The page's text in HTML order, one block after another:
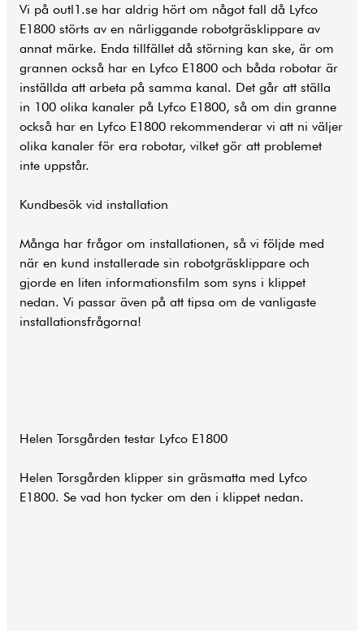
Vi på outl1.se har aldrig hört om något fall då Lyfco
E1800 störts av en närliggande robotgräsklippare av
annat märke. Enda tillfället då störning kan ske, är om
grannen också har en Lyfco E1800 och båda robotar är
inställda att arbeta på samma kanal. Det går att ställa
in 100 olika kanaler på Lyfco E1800, så om din granne
också har en Lyfco E1800 rekommenderar vi att ni väljer
olika kanaler för era robotar, vilket gör att problemet
inte uppstår.
Kundbesök vid installation
Många har frågor om installationen, så vi följde med
när en kund installerade sin robotgräsklippare och
gjorde en liten informationsfilm som syns i klippet
nedan. Vi passar även på att tipsa om de vanligaste
installationsfrågorna!
Helen Torsgården testar Lyfco E1800
Helen Torsgården klipper sin gräsmatta med Lyfco
E1800. Se vad hon tycker om den i klippet nedan.